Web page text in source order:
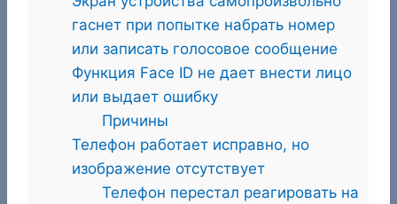
гаснет при попытке набрать номер
или записать голосовое сообщение
Функция Face ID не дает внести лицо
или выдает ошибку
Причины
Телефон работает исправно, но
изображение отсутствует
Телефон перестал реагировать на